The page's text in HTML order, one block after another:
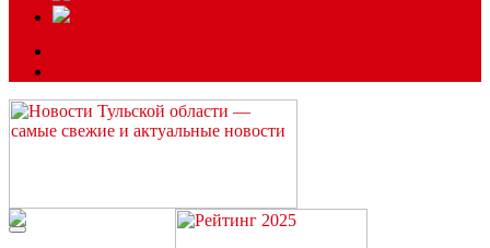
Читайте последние новости дня в Тульской области на сайте
“ЗаНовомосковск”